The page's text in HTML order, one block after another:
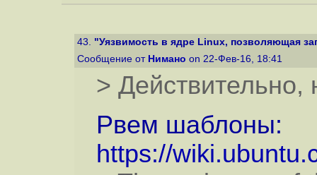
43. "Уязвимость в ядре Linux, позволяющая
Сообщение от Нимано on 22-Фев-16, 18:41
> Действительно,
Рвем шаблоны:
https://